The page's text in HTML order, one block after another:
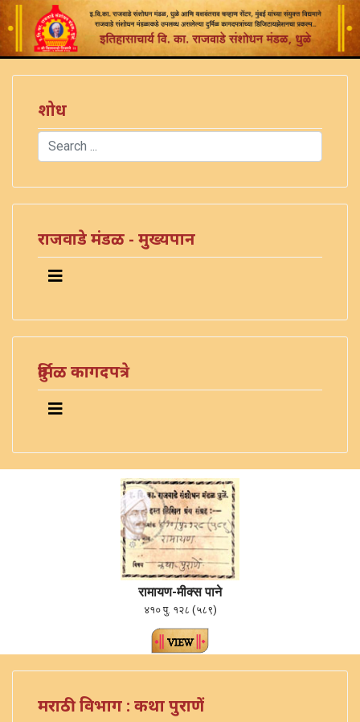
शोध
Search
राजवाडे मंडळ - मुख्यपान
दुर्मिळ कागदपत्रे
रामायण-मीक्स पाने
४१० पु. १२८ (५८९)
मराठी विभाग : कथा पुराणें